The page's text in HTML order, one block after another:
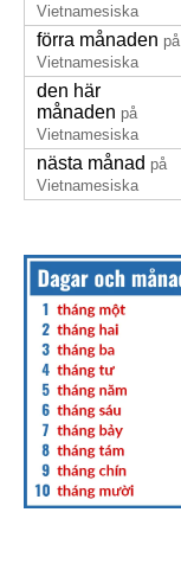
Vietnamesiska
förra månaden på
Vietnamesiska
den här
månaden på
Vietnamesiska
nästa månad på
Vietnamesiska